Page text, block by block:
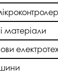
матеріали